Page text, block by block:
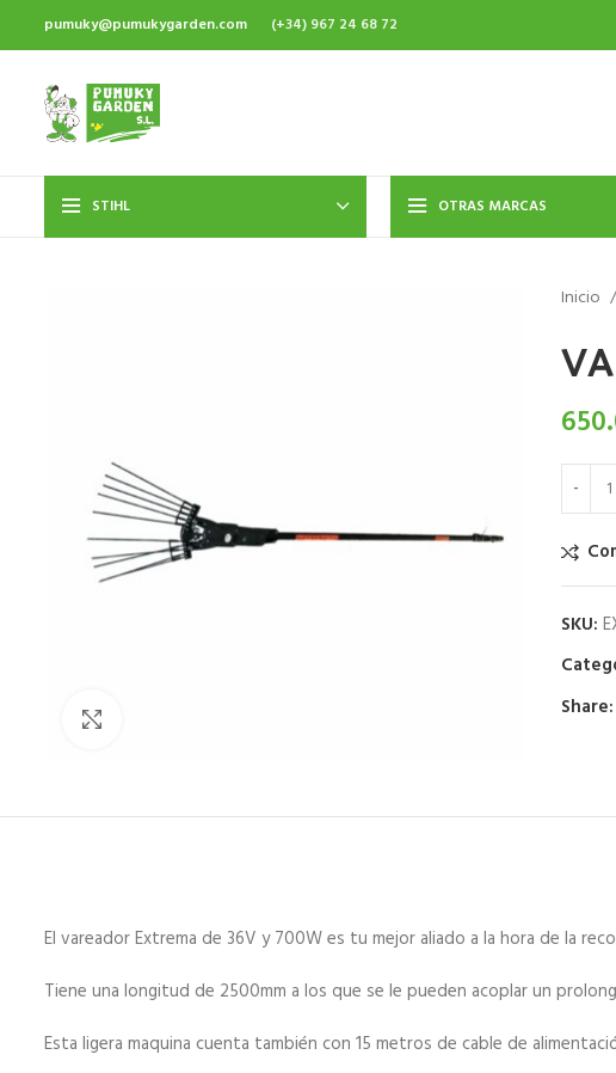
pumuky@pumukygarden.com (+34) 967 24 68 72
STIHL OTRAS MARCAS
Inicio
SKU:
Share:
El vareador Extrema de 36V y 700W es tu mejor aliado a la hora de la
Tiene una longitud de 2500mm a los que se le pueden acoplar un
Esta ligera maquina cuenta también con 15 metros de cable de